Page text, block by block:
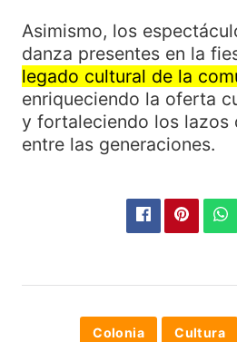
Asimismo, los
danza presentes en la
legado cultural de la
enriqueciendo la oferta
y fortaleciendo los lazos
entre las generaciones.
Colonia Cultura